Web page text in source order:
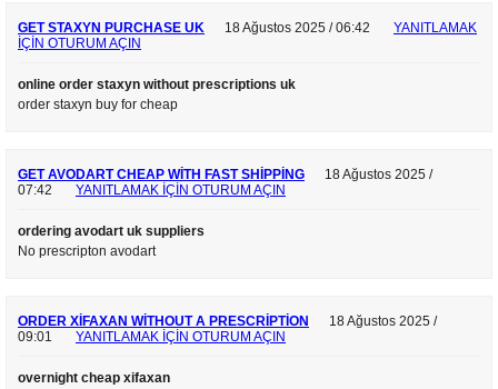
GET STAXYN PURCHASE UK 18 Ağustos 2025 / 06:42
YANITLAMAK
IÇIN OTURUM AÇIN
online order staxyn without prescriptions uk
order staxyn buy for cheap
GET AVODART CHEAP WITH FAST SHIPPING
18 Ağustos 2025 /
07:42
YANITLAMAK IÇIN OTURUM AÇIN
ordering avodart uk suppliers
No prescripton avodart
ORDER XIFAXAN WITHOUT A PRESCRIPTION
18 Ağustos 2025 /
09:01
YANITLAMAK IÇIN OTURUM AÇIN
overnight cheap xifaxan